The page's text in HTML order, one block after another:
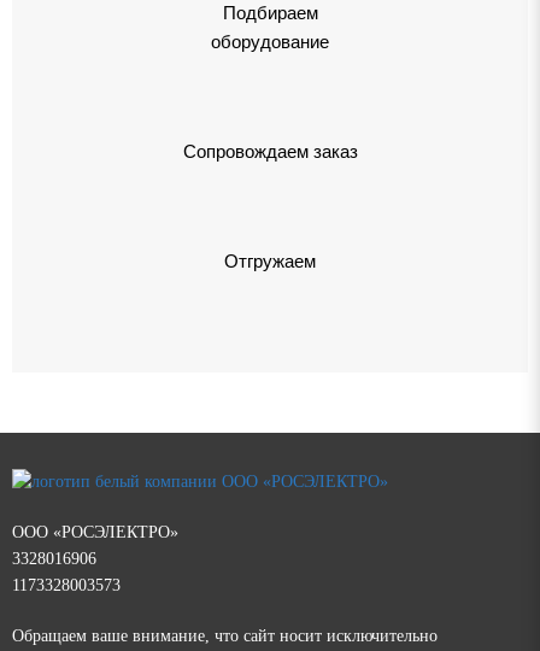
Подбираем
оборудование
Сопровождаем заказ
Отгружаем
ООО «РОСЭЛЕКТРО»
3328016906
1173328003573
Обращаем ваше внимание, что сайт носит исключительно